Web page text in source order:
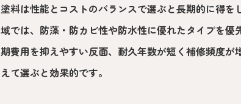
塗料は性能とコストのバランスで選ぶと長期的に得
域では、防藻・防カビ性や防水性に優れたタイプを
期費用を抑えやすい反面、耐久年数が短く補修頻度
えて選ぶと効果的です。